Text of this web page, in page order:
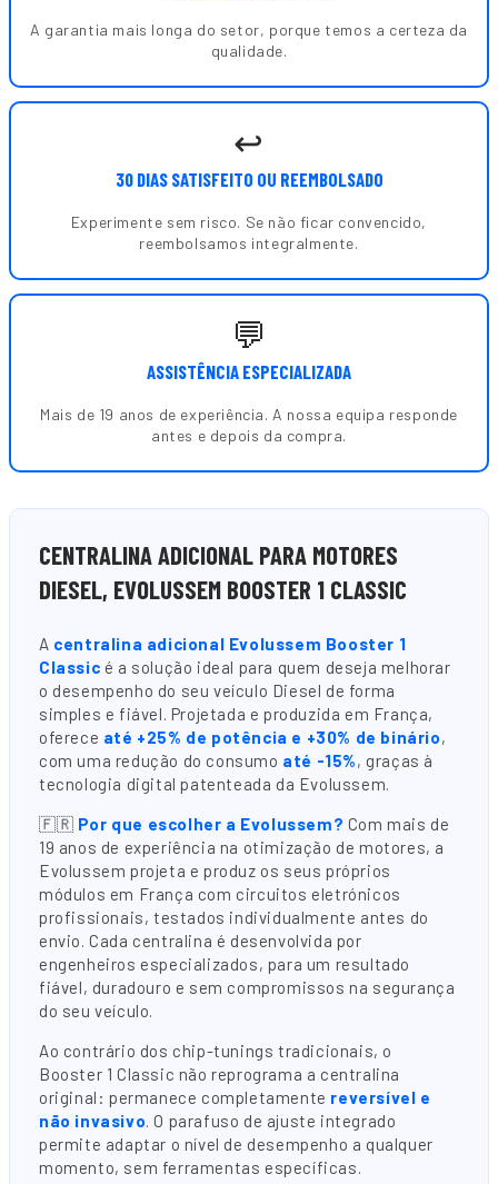
A garantia mais longa do setor, porque temos a certeza da
qualidade.
↩️
30 DIAS SATISFEITO OU REEMBOLSADO
Experimente sem risco. Se não ficar convencido,
reembolsamos integralmente.
💬
ASSISTÊNCIA ESPECIALIZADA
Mais de 19 anos de experiência. A nossa equipa responde
antes e depois da compra.
CENTRALINA ADICIONAL PARA MOTORES
DIESEL, EVOLUSSEM BOOSTER 1 CLASSIC
A centralina adicional Evolussem Booster 1
Classic é a solução ideal para quem deseja melhorar
o desempenho do seu veículo Diesel de forma
simples e fiável. Projetada e produzida em França,
oferece até +25% de potência e +30% de binário,
com uma redução do consumo até -15%, graças à
tecnologia digital patenteada da Evolussem.
🇫🇷 Por que escolher a Evolussem? Com mais de
19 anos de experiência na otimização de motores, a
Evolussem projeta e produz os seus próprios
módulos em França com circuitos eletrónicos
profissionais, testados individualmente antes do
envio. Cada centralina é desenvolvida por
engenheiros especializados, para um resultado
fiável, duradouro e sem compromissos na segurança
do seu veículo.
Ao contrário dos chip-tunings tradicionais, o
Booster 1 Classic não reprograma a centralina
original: permanece completamente reversível e
não invasivo. O parafuso de ajuste integrado
permite adaptar o nível de desempenho a qualquer
momento, sem ferramentas específicas.